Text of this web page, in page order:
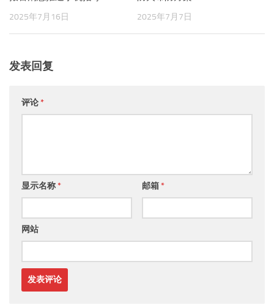
2025年7月16日 2025年7月7日
发表回复
评论*
显示名称* 邮箱*
网站